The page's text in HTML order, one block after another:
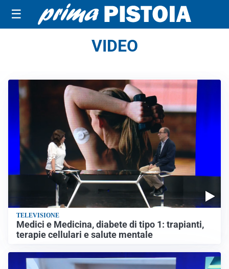
☰
VIDEO
TELEVISIONE
Medici e Medicina, diabete di tipo 1: trapianti,
terapie cellulari e salute mentale